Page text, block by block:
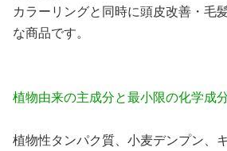
カラーリングと同時に頭皮改善・毛
な商品です。
植物由来の主成分と最小限の化学成
植物性タンパク質、小麦デンプン、